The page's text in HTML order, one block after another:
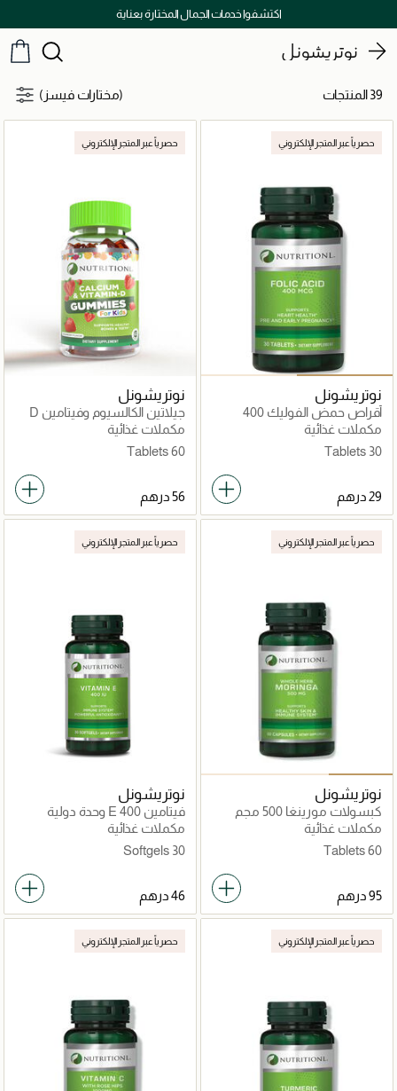
اكتشفوا خدمات الجمال المختارة بعناية
نوتريشونل
39 المنتجات (مختارات فيسز)
حصرياً عبر المتجر الإلكتروني
نوتريشونل
أقراص حمض الفوليك 400
ميكروغرام
مكملات غذائية
30 Tablets
حصرياً عبر المتجر الإلكتروني
نوتريشونل
جيلاتين الكالسيوم وفيتامين D
للأطفال
مكملات غذائية
60 Tablets
حصرياً عبر المتجر الإلكتروني
نوتريشونل
كبسولات مورينغا 500 مجم
مكملات غذائية
60 Tablets
حصرياً عبر المتجر الإلكتروني
نوتريشونل
فيتامين E 400 وحدة دولية
مكملات غذائية
30 Softgels
حصرياً عبر المتجر الإلكتروني حصرياً عبر المتجر الإلكتروني